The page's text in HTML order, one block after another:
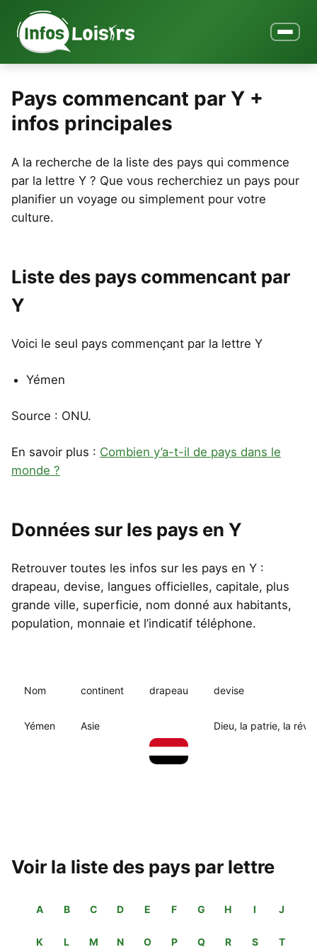
Ouvrir le
Pays commencant par Y +
infos principales
A la recherche de la liste des pays qui commence
par la lettre Y ? Que vous recherchiez un pays pour
planifier un voyage ou simplement pour votre
culture.
Liste des pays commencant par
Y
Voici le seul pays commençant par la lettre Y
Yémen
Source : ONU.
En savoir plus : Combien y’a-t-il de pays dans le
monde ?
Données sur les pays en Y
Retrouver toutes les infos sur les pays en Y :
drapeau, devise, langues officielles, capitale, plus
grande ville, superficie, nom donné aux habitants,
population, monnaie et l’indicatif téléphone.
Nom continent drapeau devise
Yémen Asie Dieu, la patrie, la
Voir la liste des pays par lettre
A B C D E F G H I J
K L M N O P Q R S T